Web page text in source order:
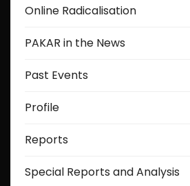
Online Radicalisation
PAKAR in the News
Past Events
Profile
Reports
Special Reports and Analysis